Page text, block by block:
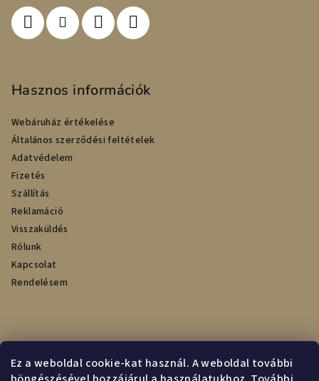
Ez a weboldal cookie-kat használ. A weboldal további
Hasznos információk
Webáruház értékelése
Általános szerződési feltételek
Adatvédelem
Fizetés
Szállítás
Reklamáció
Visszaküldés
Rólunk
Kapcsolat
Rendelésem
Online fizetési lehetőséget biztosítunk